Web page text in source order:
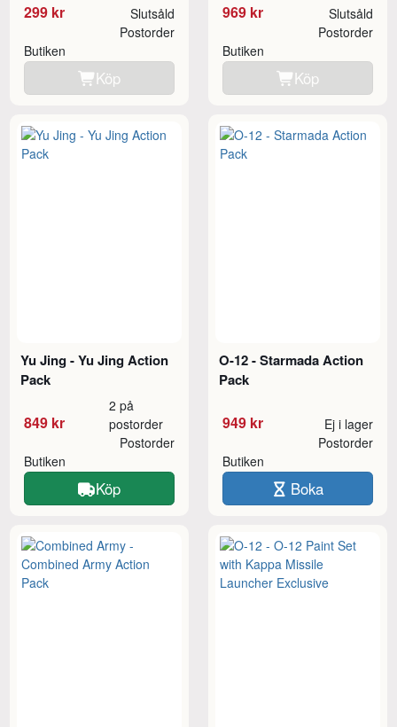
299 kr Slutsåld
Butiken
Postorder
Köp
969 kr Slutsåld
Butiken
Postorder
Köp
Yu Jing - Yu Jing Action
Pack
849 kr
2 på
postorder
Butiken
Postorder
Köp
O-12 - Starmada Action
Pack
949 kr Ej i lager
Butiken
Postorder
Boka